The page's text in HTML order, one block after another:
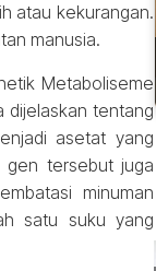
atau kekurangan.
manusia.
Metaboliseme
dijelaskan tentang
asetat yang
gen tersebut juga
minuman
satu suku yang